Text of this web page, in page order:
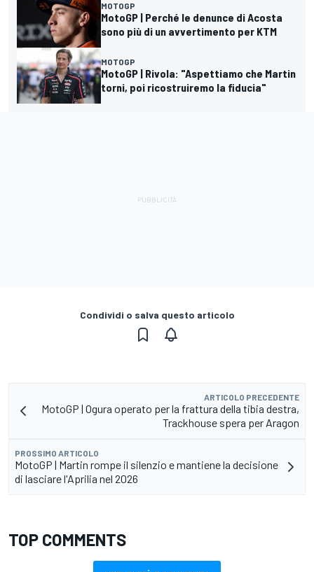
MOTOGP
MotoGP | Perché le denunce di Acosta
sono più di un avvertimento per KTM
MOTOGP
MotoGP | Rivola: "Aspettiamo che Martin
torni, poi ricostruiremo la fiducia"
Condividi o salva questo articolo
ARTICOLO PRECEDENTE
MotoGP | Ogura operato per la frattura della tibia destra,
Trackhouse spera per Aragon
PROSSIMO ARTICOLO
MotoGP | Martin rompe il silenzio e mantiene la decisione
di lasciare l'Aprilia nel 2026
TOP COMMENTS